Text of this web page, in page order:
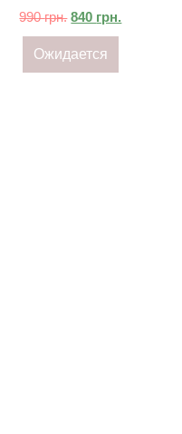
990грн. 840 грн.
Ожидается